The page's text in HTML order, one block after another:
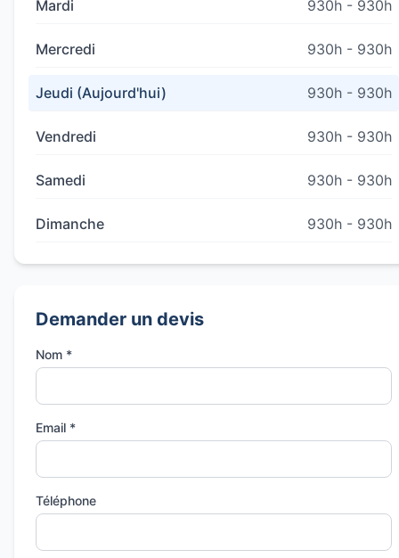
Mardi 930h - 930h
Mercredi 930h - 930h
Jeudi (Aujourd'hui) 930h - 930h
Vendredi 930h - 930h
Samedi 930h - 930h
Dimanche 930h - 930h
Demander un devis
Nom *
Email *
Téléphone